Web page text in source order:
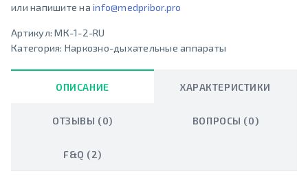
или напишите на info@medpribor.pro
Артикул:МК-1-2-RU
Категория: Наркозно-дыхательные аппараты
ОПИСАНИЕ ХАРАКТЕРИСТИКИ
ОТЗЫВЫ (0) ВОПРОСЫ (0)
F&Q (2)